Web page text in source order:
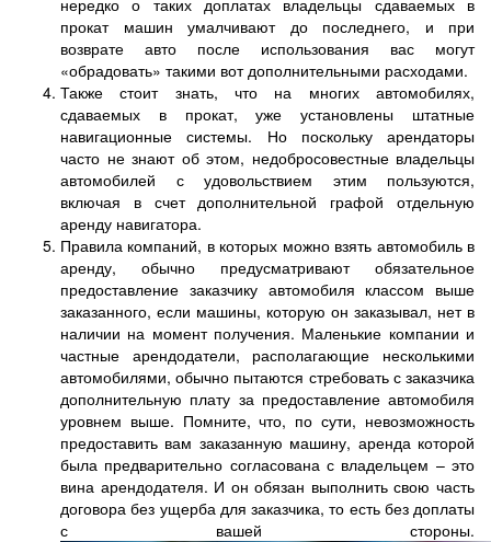
прокат машин умалчивают до последнего, и при
возврате авто после использования вас могут
«обрадовать» такими вот дополнительными расходами.
Также стоит знать, что на многих автомобилях,
сдаваемых в прокат, уже установлены штатные
навигационные системы. Но поскольку арендаторы
часто не знают об этом, недобросовестные владельцы
автомобилей с удовольствием этим пользуются,
включая в счет дополнительной графой отдельную
аренду навигатора.
Правила компаний, в которых можно взять автомобиль в
аренду, обычно предусматривают обязательное
предоставление заказчику автомобиля классом выше
заказанного, если машины, которую он заказывал, нет в
наличии на момент получения. Маленькие компании и
частные арендодатели, располагающие несколькими
автомобилями, обычно пытаются стребовать с заказчика
дополнительную плату за предоставление автомобиля
уровнем выше. Помните, что, по сути, невозможность
предоставить вам заказанную машину, аренда которой
была предварительно согласована с владельцем – это
вина арендодателя. И он обязан выполнить свою часть
договора без ущерба для заказчика, то есть без доплаты
с вашей стороны.